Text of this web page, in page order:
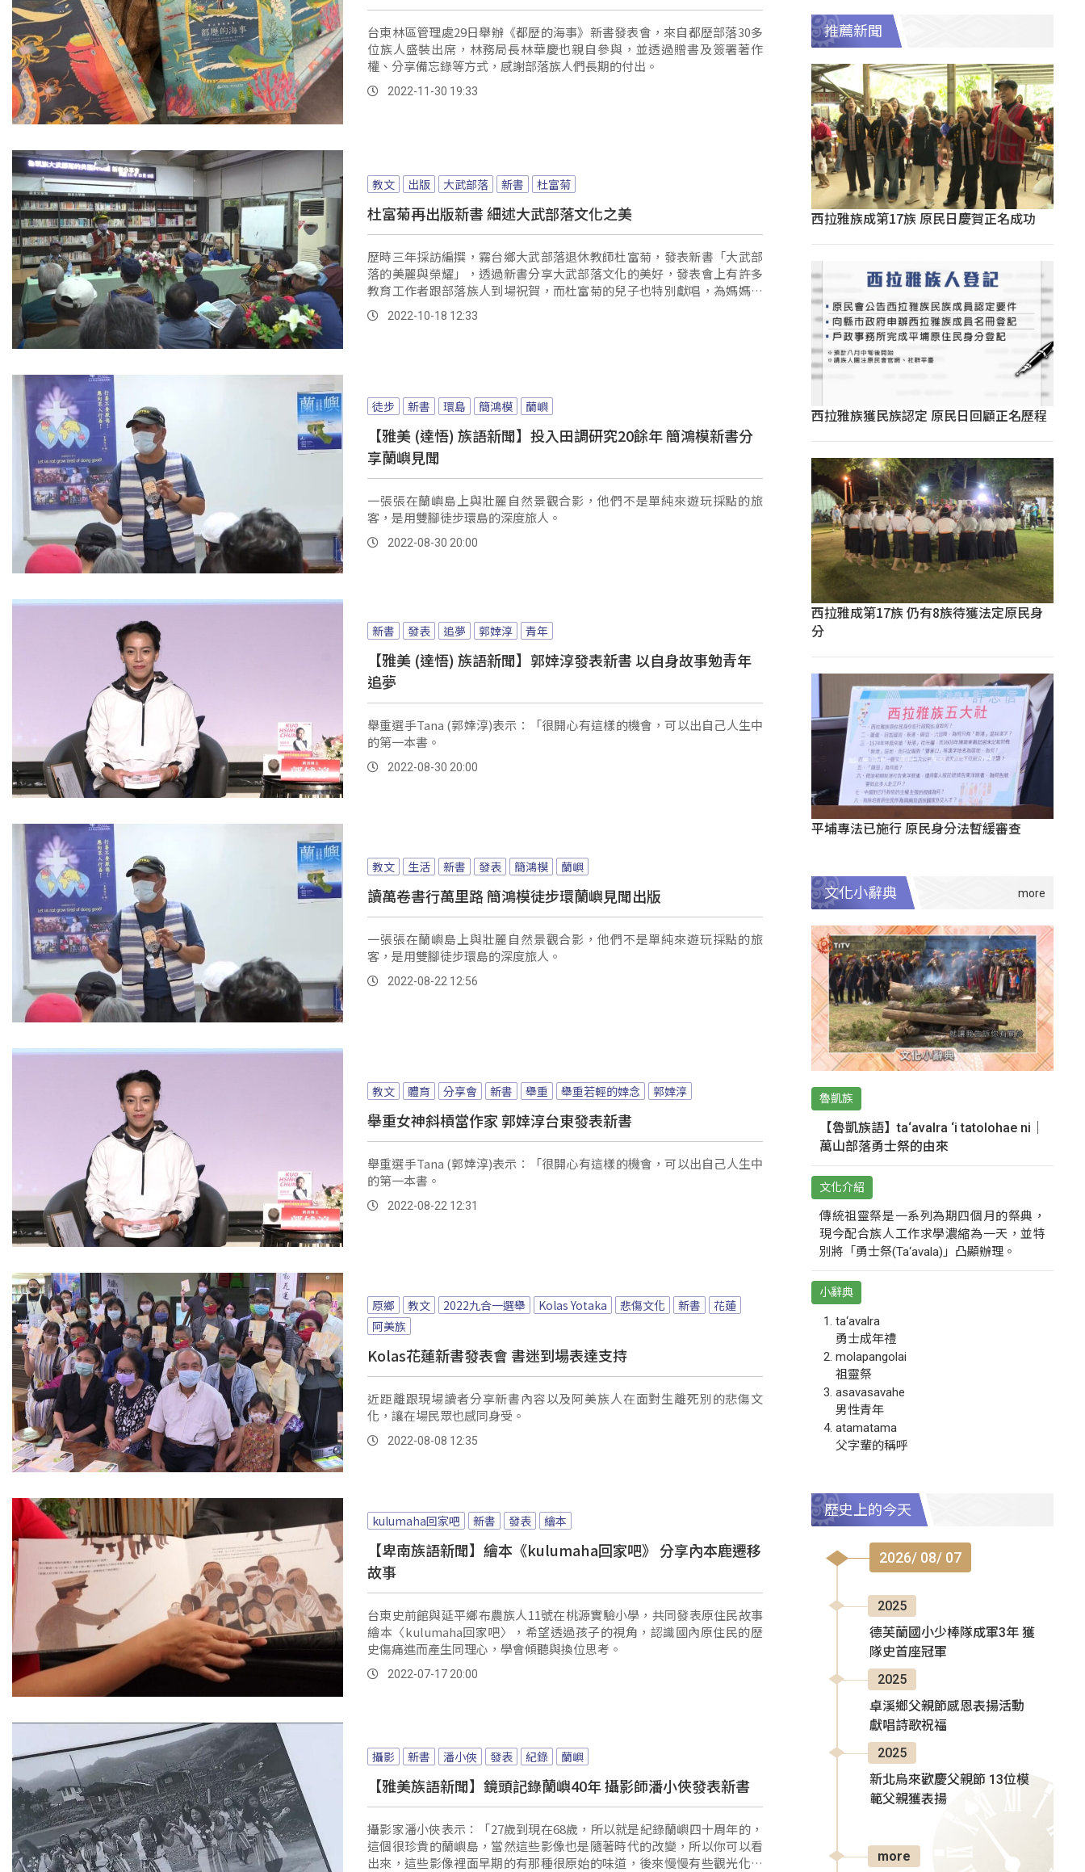
台東林區管理處29日舉辦《都歷的海事》新書發表會，來自都歷部落30多
位族人盛裝出席，林務局長林華慶也親自參與，並透過贈書及簽署著作
權、分享備忘錄等方式，感謝部落族人們長期的付出。
2022-11-30 19:33
教文 出版 大武部落 新書 杜富菊
杜富菊再出版新書 細述大武部落文化之美
歷時三年採訪編撰，霧台鄉大武部落退休教師杜富菊，發表新書「大武部
落的美麗與榮耀」，透過新書分享大武部落文化的美好，發表會上有許多
教育工作者跟部落族人到場祝賀，而杜富菊的兒子也特別獻唱，為媽媽喝
采。2022-10-18 12:33
徒步 新書 環島 簡鴻模 蘭嶼
【雅美 (達悟) 族語新聞】投入田調研究20餘年 簡鴻模新書分
享蘭嶼見聞
一張張在蘭嶼島上與壯麗自然景觀合影，他們不是單純來遊玩採點的旅
客，是用雙腳徒步環島的深度旅人。
2022-08-30 20:00
新書 發表 追夢 郭婞淳 青年
【雅美 (達悟) 族語新聞】郭婞淳發表新書 以自身故事勉青年
追夢
舉重選手Tana (郭婞淳)表示：「很開心有這樣的機會，可以出自己人生中
的第一本書。
2022-08-30 20:00
教文 生活 新書 發表 簡鴻模 蘭嶼
讀萬卷書行萬里路 簡鴻模徒步環蘭嶼見聞出版
一張張在蘭嶼島上與壯麗自然景觀合影，他們不是單純來遊玩採點的旅
客，是用雙腳徒步環島的深度旅人。
2022-08-22 12:56
教文 體育 分享會 新書 舉重 舉重若輕的婞念 郭婞淳
舉重女神斜槓當作家 郭婞淳台東發表新書
舉重選手Tana (郭婞淳)表示：「很開心有這樣的機會，可以出自己人生中
的第一本書。
2022-08-22 12:31
原鄉 教文 2022九合一選舉 Kolas Yotaka 悲傷文化 新書
花蓮
阿美族
Kolas花蓮新書發表會 書迷到場表達支持
近距離跟現場讀者分享新書內容以及阿美族人在面對生離死別的悲傷文
化，讓在場民眾也感同身受。
2022-08-08 12:35
kulumaha回家吧 新書 發表 繪本
【卑南族語新聞】繪本《kulumaha回家吧》 分享內本鹿遷移
故事
台東史前館與延平鄉布農族人11號在桃源實驗小學，共同發表原住民故事
繪本〈kulumaha回家吧〉，希望透過孩子的視角，認識國內原住民的歷
史傷痛進而產生同理心，學會傾聽與換位思考。
2022-07-17 20:00
攝影 新書 潘小俠 發表 紀錄 蘭嶼
【雅美族語新聞】鏡頭記錄蘭嶼40年 攝影師潘小俠發表新書
攝影家潘小俠表示：「27歲到現在68歲，所以就是紀錄蘭嶼四十周年的，
這個很珍貴的蘭嶼島，當然這些影像也是隨著時代的改變，所以你可以看
出來，這些影像裡面早期的有那種很原始的味道，後來慢慢有些觀光化的
推薦新聞
西拉雅族成第17族 原民日慶賀正名成功
西拉雅族獲民族認定 原民日回顧正名歷程
西拉雅成第17族 仍有8族待獲法定原民身
分
平埔專法已施行 原民身分法暫緩審查
文化小辭典
魯凱族
【魯凱族語】ta‘avalra ‘i tatolohae ni｜
萬山部落勇士祭的由來
文化介紹
傳統祖靈祭是一系列為期四個月的祭典，
現今配合族人工作求學濃縮為一天，並特
別將「勇士祭(Ta‘avala)」凸顯辦理。
小辭典
ta‘avalra
勇士成年禮
molapangolai
祖靈祭
asavasavahe
男性青年
atamatama
父字輩的稱呼
歷史上的今天
2026/ 08/ 07
2025
德芙蘭國小少棒隊成軍3年 獲
隊史首座冠軍
2025
卓溪鄉父親節感恩表揚活動
獻唱詩歌祝福
2025
新北烏來歡慶父親節 13位模
範父親獲表揚
more